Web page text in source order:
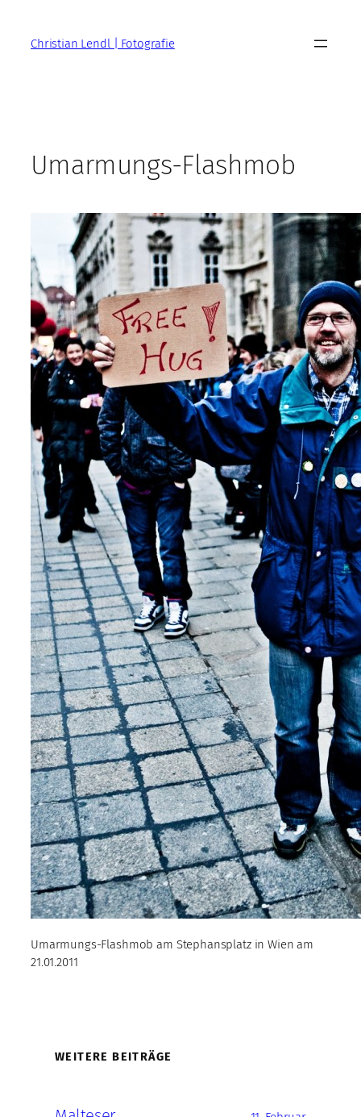
springenChristian Lendl | Fotografie
Umarmungs-Flashmob
Umarmungs-Flashmob am Stephansplatz in Wien am
21.01.2011
WEITERE BEITRÄGE